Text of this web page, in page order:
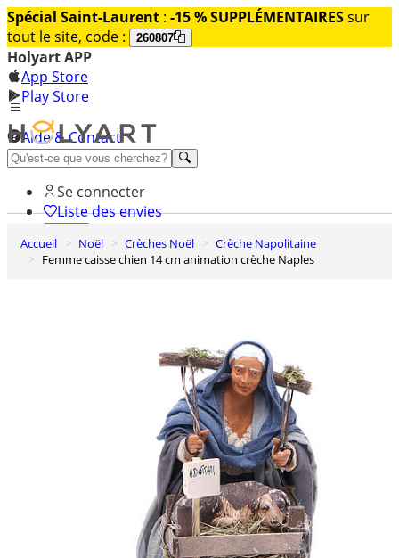
Spécial Saint-Laurent : -15 % SUPPLÉMENTAIRESsur
tout le site, code :
260807
Holyart APP
App Store
Play Store
Aide & Contact
Découvrez Premium
Se connecter
Liste des envies
0
Panier
Accueil Noël Crèches Noël
Crèche Napolitaine
Femme caisse chien 14 cm animation crèche Naples